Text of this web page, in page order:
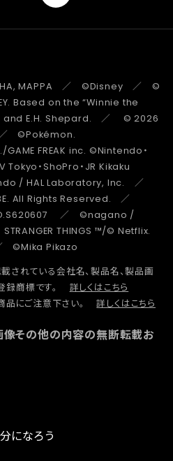
MAPPA ／ ©Disney ／ ©
Based on the “Winnie the
and E.H. Shepard. ／ © 2026
©Pokémon.
FREAK inc. ©Nintendo・
Tokyo・ShoPro・JR Kikaku
/ HAL Laboratory, Inc. ／
All Rights Reserved. ／
／ ©nagano /
THINGS ™/© Netflix.
©Mika Pikazo
されている会社名、製品名、製品画
商標です。
詳しくはこちら
にご注意下さい。
詳しくはこちら
その他の内容の無断転載お
になろう